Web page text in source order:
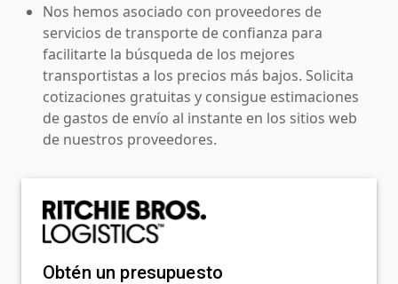
Nos hemos asociado con proveedores de
servicios de transporte de confianza para
facilitarte la búsqueda de los mejores
transportistas a los precios más bajos. Solicita
cotizaciones gratuitas y consigue estimaciones
de gastos de envío al instante en los sitios web
de nuestros proveedores.
Obtén un presupuesto